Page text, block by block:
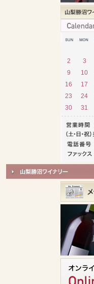
2
3
9
10
16
17
23
24
30
31